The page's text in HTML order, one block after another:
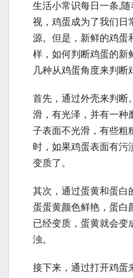
生活小常识每日一条,
视，鸡蛋成为了我们日
源。但是，新鲜的鸡蛋
样，如何判断鸡蛋的新
几种从鸡蛋角度来判断
首先，通过外壳来判断
滑，有光泽，并有一种
子表面不光滑，有些粗
时，如果鸡蛋表面有污
变质了。
其次，通过蛋黄和蛋白
蛋蛋黄颜色鲜艳，蛋白
已经变质，蛋黄就会变
浊。
接下来，通过打开鸡蛋